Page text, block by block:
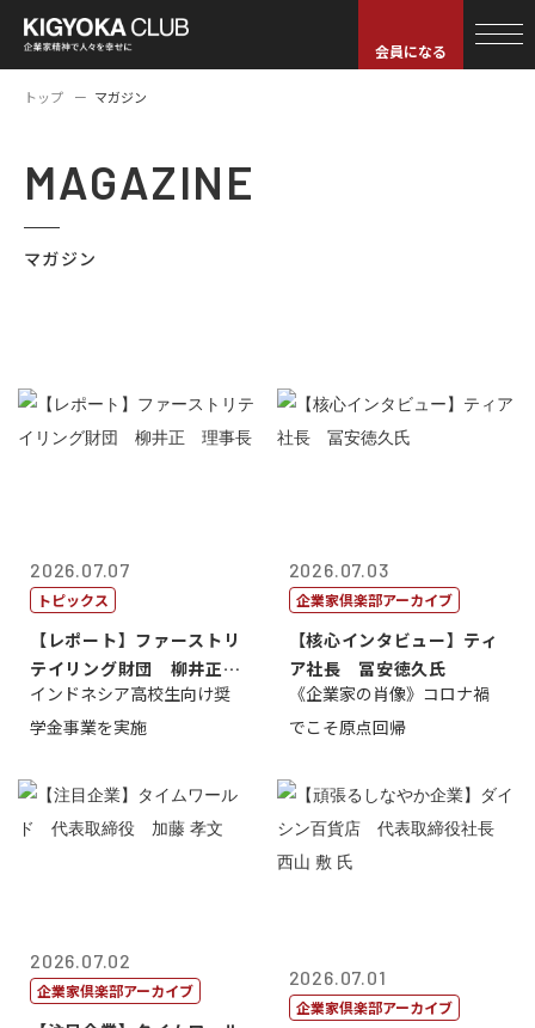
会員になる
トップ マガジン
MAGAZINE
マガジン
2026.07.07
トピックス
【レポート】ファーストリ
テイリング財団 柳井正
理事長
インドネシア高校生向け奨
学金事業を実施
2026.07.03
企業家倶楽部アーカイブ
【核心インタビュー】ティ
ア社長 冨安徳久氏
《企業家の肖像》コロナ禍
でこそ原点回帰
2026.07.02
企業家倶楽部アーカイブ
2026.07.01
企業家倶楽部アーカイブ